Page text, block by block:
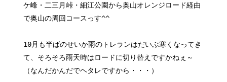
ケ峰・二三月峠・細江公園から奥山オレンジロード経由
で奥山の周回コースっす^^
10月も半ばのせいか雨のトレランはだいぶ寒くなってき
て、そろそろ雨天時はロードに切り替えですかねぇ～
（なんだかんだでヘタレですから・・・）